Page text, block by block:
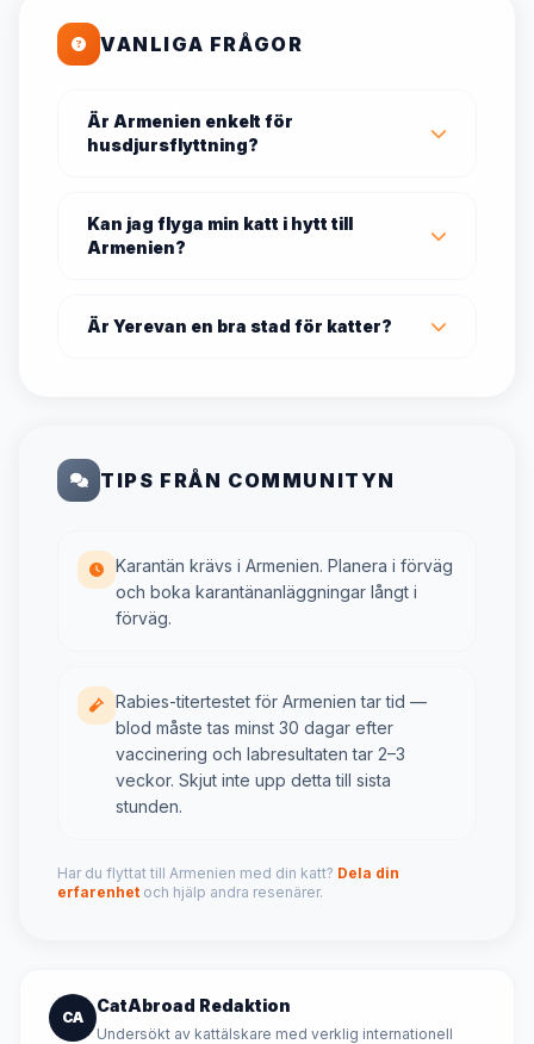
VANLIGA FRÅGOR
Är Armenien enkelt för
husdjursflyttning?
Kan jag flyga min katt i hytt till
Armenien?
Är Yerevan en bra stad för katter?
TIPS FRÅN COMMUNITYN
Karantän krävs i Armenien. Planera i förväg
och boka karantänanläggningar långt i
förväg.
Rabies-titertestet för Armenien tar tid —
blod måste tas minst 30 dagar efter
vaccinering och labresultaten tar 2–3
veckor. Skjut inte upp detta till sista
stunden.
Har du flyttat till Armenien med din katt? Dela din
erfarenhet och hjälp andra resenärer.
CA
CatAbroad Redaktion
Undersökt av kattälskare med verklig internationell